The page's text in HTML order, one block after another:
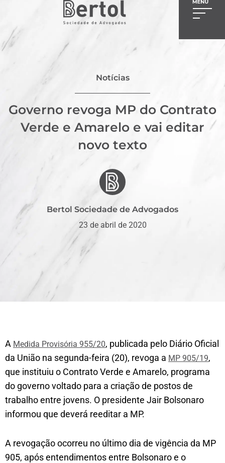
Notícias
Governo revoga MP do Contrato
Verde e Amarelo e vai editar
novo texto
Bertol Sociedade de Advogados
23 de abril de 2020
A Medida Provisória 955/20, publicada pelo Diário Oficial
da União na segunda-feira (20), revoga a MP 905/19,
que instituiu o Contrato Verde e Amarelo, programa
do governo voltado para a criação de postos de
trabalho entre jovens. O presidente Jair Bolsonaro
informou que deverá reeditar a MP.
A revogação ocorreu no último dia de vigência da MP
905, após entendimentos entre Bolsonaro e o